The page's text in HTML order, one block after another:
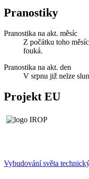
Pranostiky
Pranostika na akt. měsíc
Z počátku toho
fouká.
Pranostika na akt. den
V srpnu již nelze
Projekt EU
Vybudování světa